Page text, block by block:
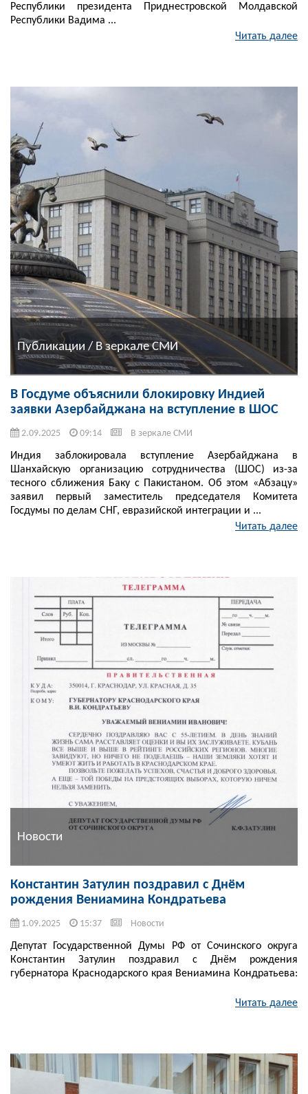
Республики президента Приднестровской Молдавской
Республики Вадима ...
Читать далее
Публикации / В зеркале СМИ
В Госдуме объяснили блокировку Индией
заявки Азербайджана на вступление в ШОС
2.09.2025 09:14 В зеркале СМИ
Индия заблокировала вступление Азербайджана в
Шанхайскую организацию сотрудничества (ШОС) из-за
тесного сближения Баку с Пакистаном. Об этом «Абзацу»
заявил первый заместитель председателя Комитета
Госдумы по делам СНГ, евразийской интеграции и ...
Читать далее
Новости
Константин Затулин поздравил с Днём
рождения Вениамина Кондратьева
1.09.2025 15:37 Новости
Депутат Государственной Думы РФ от Сочинского округа
Константин Затулин поздравил с Днём рождения
губернатора Краснодарского края Вениамина Кондратьева:
Читать далее